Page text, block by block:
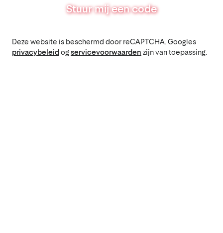
Stuur mij een code
Deze website is beschermd door reCAPTCHA. Googles
privacybeleidogservicevoorwaarden zijn van toepassing.